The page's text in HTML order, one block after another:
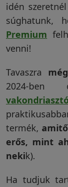
idén
súghatunk,
Premium
venni!
Tavaszra
2024-ben
termék,
erős, mint
nekik).
Ha tudjuk